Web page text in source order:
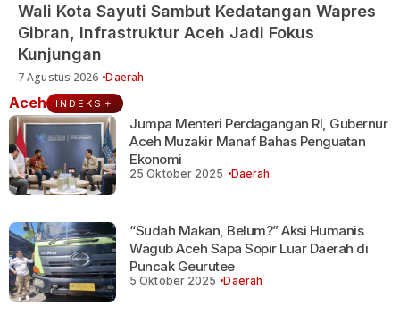
Wali Kota Sayuti Sambut Kedatangan Wapres
Gibran, Infrastruktur Aceh Jadi Fokus
Kunjungan
7 Agustus 2026 Daerah
Aceh INDEKS
Jumpa Menteri Perdagangan RI, Gubernur
Aceh Muzakir Manaf Bahas Penguatan
Ekonomi
25 Oktober 2025 Daerah
“Sudah Makan, Belum?” Aksi Humanis
Wagub Aceh Sapa Sopir Luar Daerah di
Puncak Geurutee
5 Oktober 2025 Daerah